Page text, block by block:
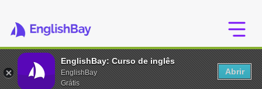
EnglishBay: Curso de inglês
EnglishBay
Grátis
Abrir